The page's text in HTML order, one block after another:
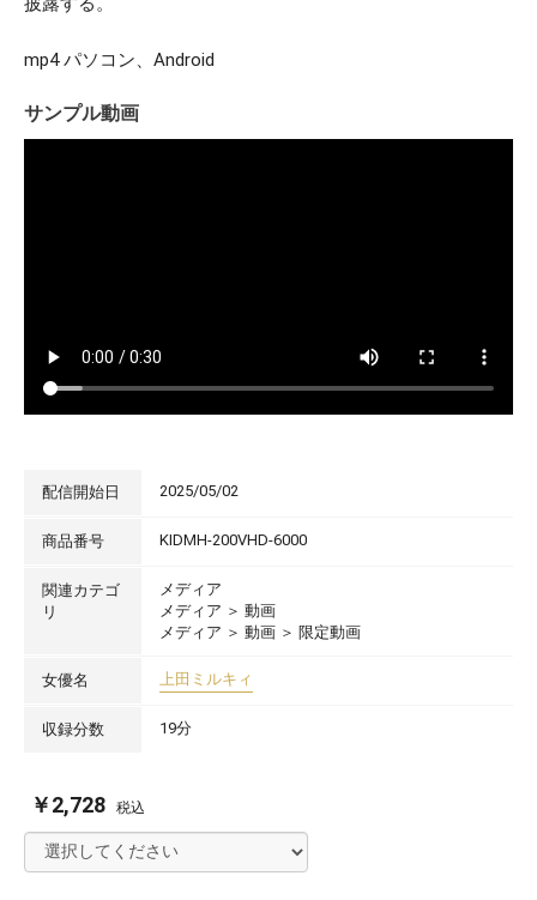
mp4 パソコン、Android
サンプル動画
配信開始日 2025/05/02
商品番号 KIDMH-200VHD-6000
関連カテゴ
リ
メディア
メディア ＞ 動画
メディア ＞ 動画 ＞ 限定動画
女優名 上田ミルキィ
収録分数 19分
￥2,728 税込